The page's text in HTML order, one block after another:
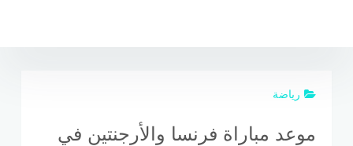
رياضة
موعد مباراة فرنسا والأرجنتين في